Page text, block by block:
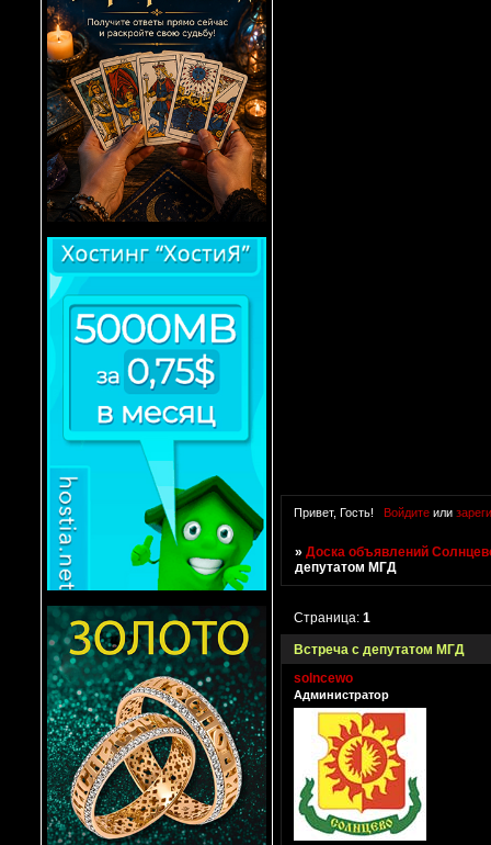
Привет, Гость! Войдитеили
»Доска объявлений
депутатом МГД
Встреча с депутатом МГД
Страница:1
solncewo
Администратор